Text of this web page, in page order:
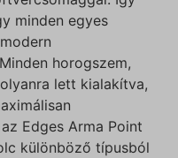
minden egyes
horogszem,
lett kialakítva,
Edges Arma Point
különböző típusból